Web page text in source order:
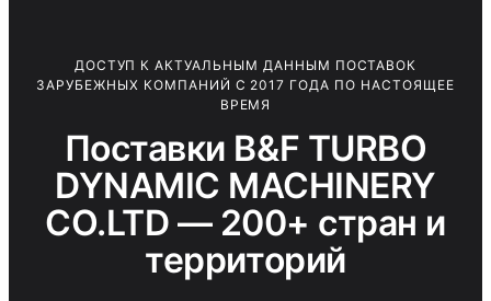
ДОСТУП К АКТУАЛЬНЫМ ДАННЫМ ПОСТАВОК
ЗАРУБЕЖНЫХ КОМПАНИЙ С 2017 ГОДА ПО НАСТОЯЩЕЕ
ВРЕМЯ
Поставки B&F TURBO
DYNAMIC MACHINERY
CO.LTD — 200+ стран и
территорий